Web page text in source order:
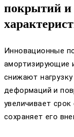
покрытий и
Инновационные
амортизирующие
снижают
деформаций и
увеличивает
сохраняет его